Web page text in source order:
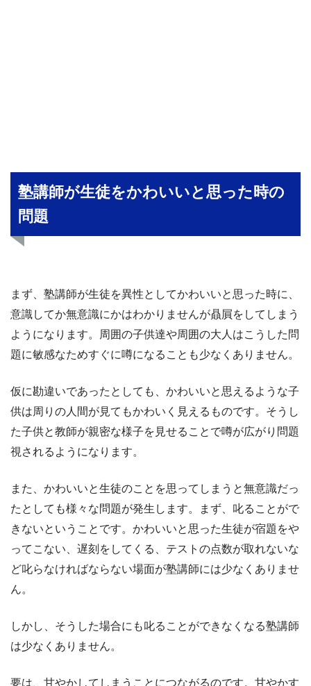
塾講師が生徒をかわいいと思った時の
問題
まず、塾講師が生徒を異性としてかわいいと思った時に、
意識してか無意識にかはわかりませんが贔屓をしてしまう
ようになります。周囲の子供達や周囲の大人はこうした問
題に敏感なためすぐに噂になることも少なくありません。
仮に勘違いであったとしても、かわいいと思えるような子
供は周りの人間が見てもかわいく見えるものです。そうし
た子供と教師が親密な様子を見せることで噂が広がり問題
視されるようになります。
また、かわいいと生徒のことを思ってしまうと無意識だっ
たとしても様々な問題が発生します。まず、叱ることがで
きないということです。かわいいと思った生徒が宿題をや
ってこない、遅刻をしてくる、テストの点数が取れないな
ど叱らなければならない場面が塾講師には少なくありませ
ん。
しかし、そうした場合にも叱ることができなくなる塾講師
は少なくありません。
要は、甘やかしてしまうことにつながるのです。甘やかす